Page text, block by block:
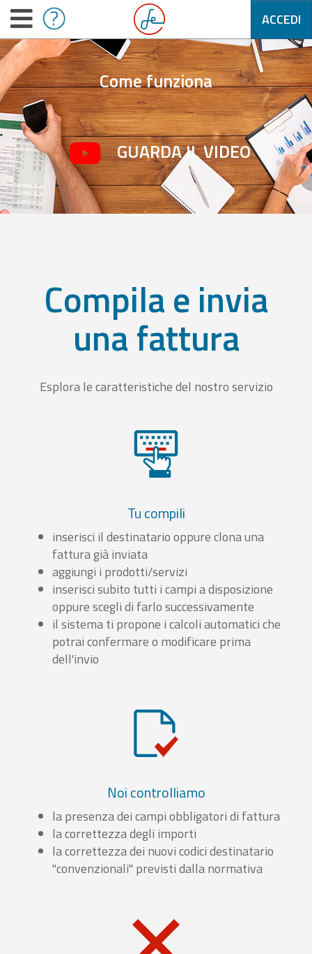
ACCEDI
Come funziona
GUARDA IL VIDEO
Compila e invia
una fattura
Esplora le caratteristiche del nostro servizio
Tu compili
inserisci il destinatario oppure clona una
fattura già inviata
aggiungi i prodotti/servizi
inserisci subito tutti i campi a disposizione
oppure scegli di farlo successivamente
il sistema ti propone i calcoli automatici che
potrai confermare o modificare prima
dell'invio
Noi controlliamo
la presenza dei campi obbligatori di fattura
la correttezza degli importi
la correttezza dei nuovi codici destinatario
"convenzionali" previsti dalla normativa